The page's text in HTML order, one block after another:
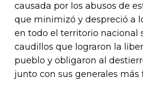
causada por los abusos de
que minimizó y despreció a
en todo el territorio nacional
caudillos que lograron la
pueblo y obligaron al
junto con sus generales más